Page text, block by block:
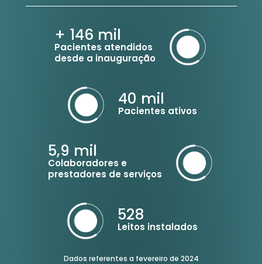
+ 146 mil
Pacientes atendidos
desde a inauguração
40 mil
Pacientes ativos
5,9 mil
Colaboradores e
prestadores de serviços
528
Leitos instalados
Dados referentes a fevereiro de 2024